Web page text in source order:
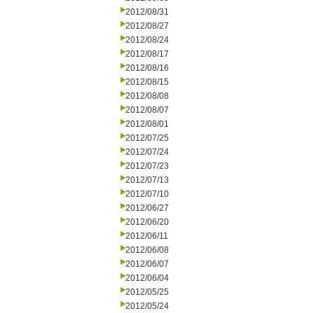
2012/08/31
2012/08/27
2012/08/24
2012/08/17
2012/08/16
2012/08/15
2012/08/08
2012/08/07
2012/08/01
2012/07/25
2012/07/24
2012/07/23
2012/07/13
2012/07/10
2012/06/27
2012/06/20
2012/06/11
2012/06/08
2012/06/07
2012/06/04
2012/05/25
2012/05/24